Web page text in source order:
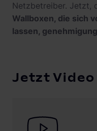
Netzbetreiber. Jetzt,
Wallboxen, die sich
lassen,
Jetzt Video